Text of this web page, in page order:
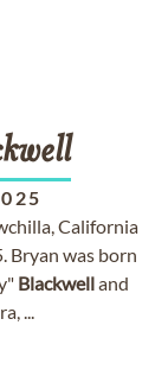
California
Bryan was born
Blackwelland
...